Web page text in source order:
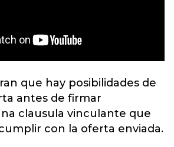
que hay posibilidades de
antes de firmar
clausula vinculante que
con la oferta enviada.